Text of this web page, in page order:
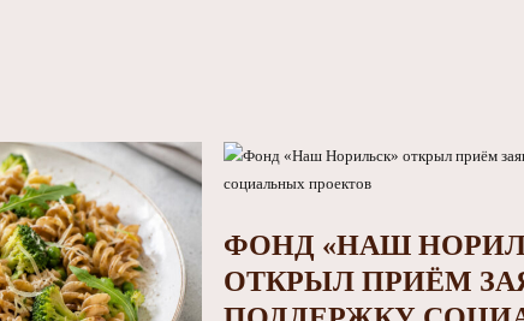
ФОНД «НАШ
ОТКРЫЛ ПРИЁМ